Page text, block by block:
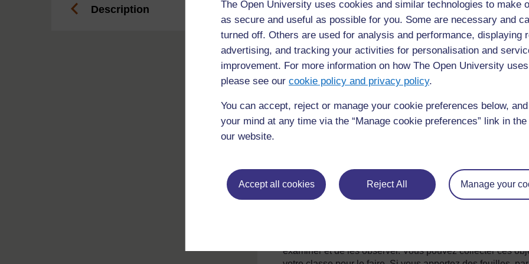
The Open University uses cookies and similar technologies to make
as secure and useful as possible for you. Some are necessary and
turned off. Others are used for analysis and performance, displaying
advertising, and tracking your activities for personalisation and
improvement. For more information on how The Open University
please see our cookie policy and privacy policy.
You can accept, reject or manage your cookie preferences below,
your mind at any time via the “Manage cookie preferences” link in
our website.
Accept all cookies Reject All Manage your
Description Après la visite
Réfléchissez à la manière dont vous allez utiliser ce que
demander de partager leurs idées en groupe et de
choses apprises. Vous pourriez préparer d’autres leçons
contexte pour approfondir le sujet. Les élèves pourraient
pourraient partager leurs idées avec d’autres classes ou
spéciale ou d’une exposition.
Utiliser d’autres ressources locales
L’environnement extérieur est un lieu qui permet de
une extension de votre salle de classe. Voici quelques
local pour soutenir, alimenter et étendre ce que vous
Le monde vivant
Quel que soit l’endroit où se trouve votre école, il y aura
pourrez collecter et apporter en classe pendant de
examiner et de les observer. Vous pouvez collecter ces